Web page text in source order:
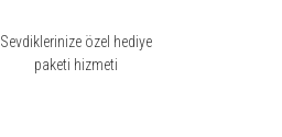
Sevdiklerinize özel hediye
paketi hizmeti